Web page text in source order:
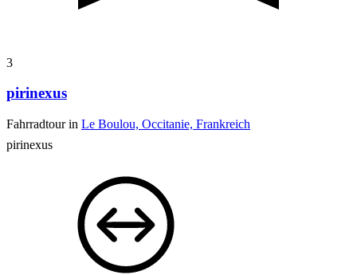
3
pirinexus
Fahrradtour in Le Boulou, Occitanie, Frankreich
pirinexus